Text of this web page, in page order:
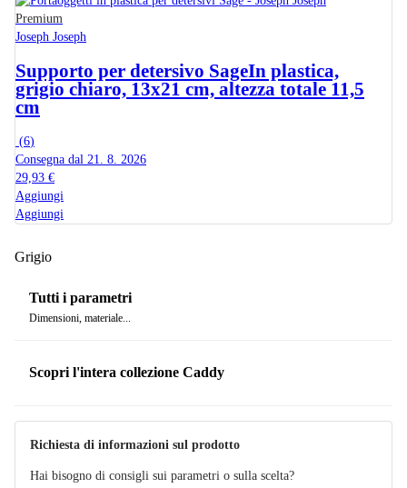
Premium
Joseph Joseph
Supporto per detersivo SageIn plastica,
grigio chiaro, 13x21 cm, altezza totale 11,5
cm
(6)
Consegna dal 21. 8. 2026
29,93 €
Aggiungi
Aggiungi
Grigio
Tutti i parametri
Dimensioni, materiale...
Scopri l'intera collezione Caddy
Richiesta di informazioni sul prodotto
Hai bisogno di consigli sui parametri o sulla scelta?